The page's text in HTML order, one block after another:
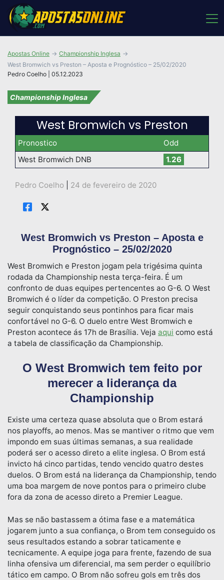
Pedro Coelho | 05.12.2023
Apostas Online
Championship Inglesa
West Bromwich vs Preston – Aposta e Prognóstico – 25/02/2020
Championship Inglesa
West Bromwich vs Preston
Pronostico
Odd
West Bromwich DNB
1.26
Pedro Coelho 24 de fevereiro de 2020
West Bromwich vs Preston – Aposta e
Prognóstico – 25/02/2020
West Bromwich e Preston jogam pela trigésima quinta
rodada da Championship nesta terça-feira. É um
confronto de duas equipes pertencentes ao G-6. O West
Bromwich é o líder da competição. O Preston precisa
seguir conquistando seus pontinhos para ficar mais
confortável no G-6. O duelo entre West Bromwich e
Preston acontece ás 17h de Brasília. Veja aqui como está
a tabela de classificação da Championship.
O West Bromwich tem feito por
merecer a liderança da
Championship
Existe uma certeza quase absoluta que o Brom estará
nos playoffs, ao menos. Mas se mantiver o ritmo que vem
impondo em suas últimas semanas, a sua realidade
poderá ser o acesso direto a elite inglesa. O Brom está
invicto há cinco partidas, tendo vencido quatro destes
duelos. O Brom está na liderança da Championship, tendo
uma boa margem de nove pontos para o primeiro clube
fora da zona de acesso direto a Premier League.
Mas se não bastassem a ótima fase e a matemática
jogarem junto a sua confiança, o Brom tem conseguido os
seus resultados estando a sobrar taticamente e
tecnicamente. A equipe joga para frente, fazendo de sua
linha ofensiva um diferencial, ma sem perder o equilíbrio
tático em campo. O Brom não sofreu gols em três dos